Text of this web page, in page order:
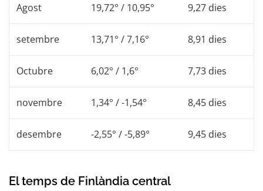
Agost 19,72° / 10,95° 9,27 dies
setembre 13,71° / 7,16° 8,91 dies
Octubre 6,02° / 1,6° 7,73 dies
novembre 1,34° / -1,54° 8,45 dies
desembre -2,55° / -5,89° 9,45 dies
El temps de Finlàndia central